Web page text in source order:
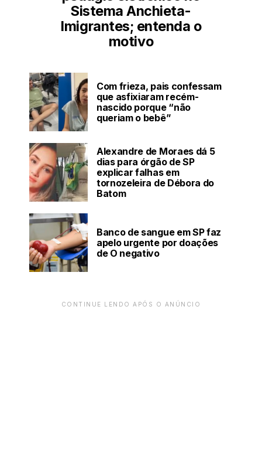
Sistema Anchieta-
Imigrantes; entenda o
motivo
Com frieza, pais confessam
que asfixiaram recém-
nascido porque “não
queriam o bebê”
Alexandre de Moraes dá 5
dias para órgão de SP
explicar falhas em
tornozeleira de Débora do
Batom
Banco de sangue em SP faz
apelo urgente por doações
de O negativo
CONTINUE LENDO APÓS O ANÚNCIO